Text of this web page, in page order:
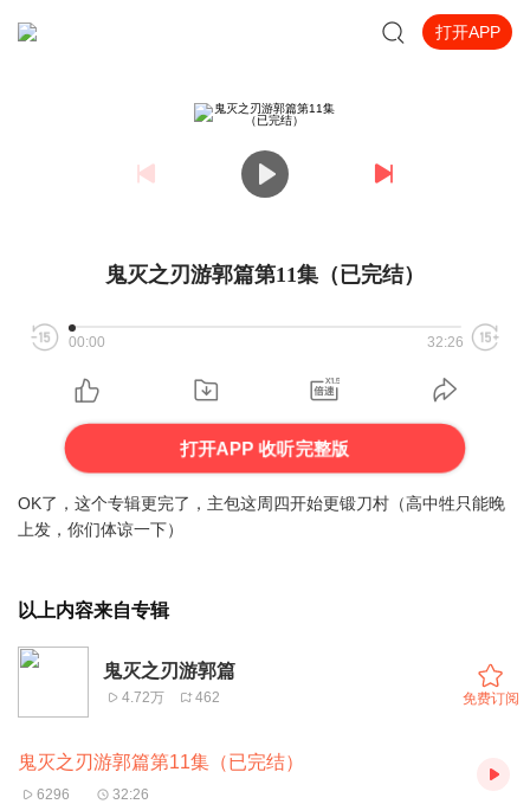
打开APP
鬼灭之刃游郭篇第11集（已完结）
00:00 32:26
打开APP 收听完整版
OK了，这个专辑更完了，主包这周四开始更锻刀村（高中牲只能晚
上发，你们体谅一下）
以上内容来自专辑
鬼灭之刃游郭篇
4.72万 462 免费订阅
鬼灭之刃游郭篇第11集（已完结）
6296 32:26